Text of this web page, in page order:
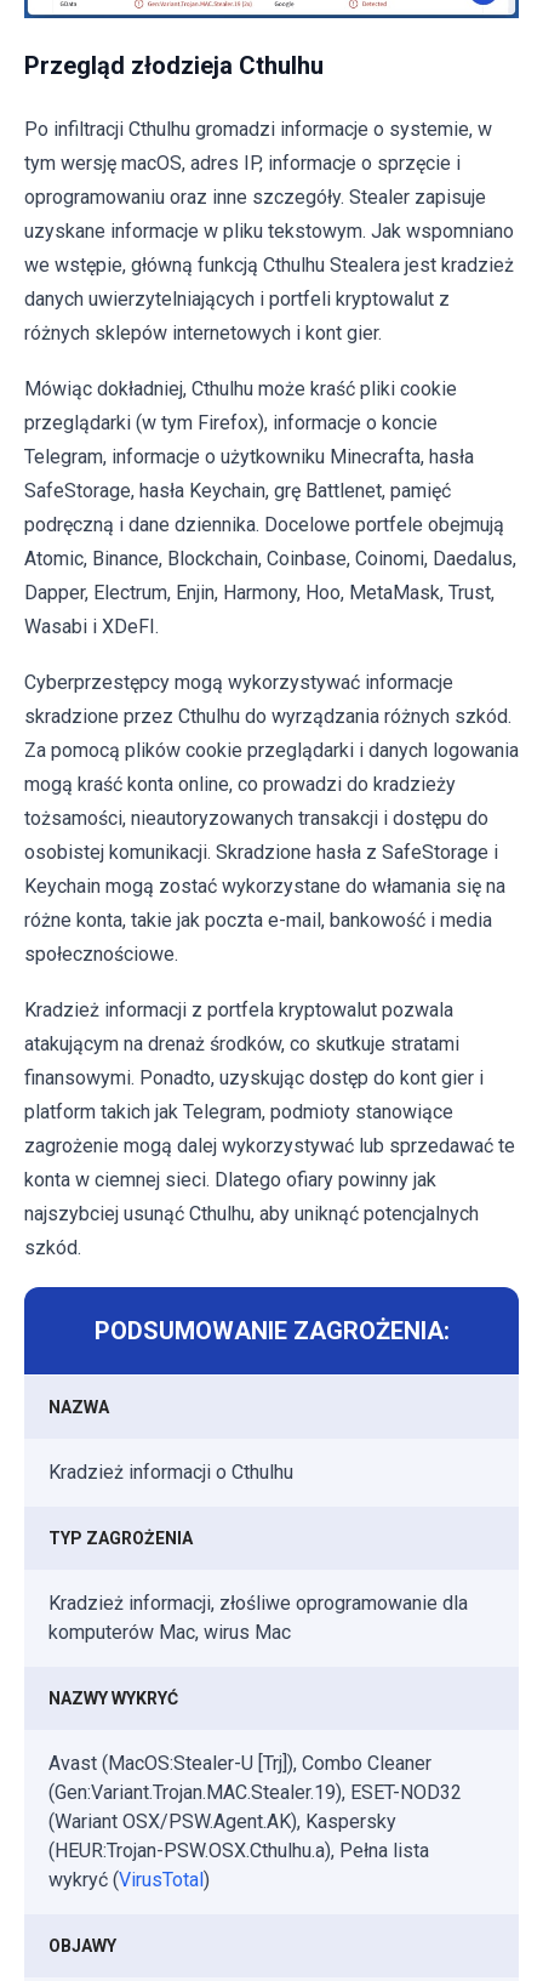
Przegląd złodzieja Cthulhu
Po infiltracji Cthulhu gromadzi informacje o systemie, w
tym wersję macOS, adres IP, informacje o sprzęcie i
oprogramowaniu oraz inne szczegóły. Stealer zapisuje
uzyskane informacje w pliku tekstowym. Jak wspomniano
we wstępie, główną funkcją Cthulhu Stealera jest kradzież
danych uwierzytelniających i portfeli kryptowalut z
różnych sklepów internetowych i kont gier.
Mówiąc dokładniej, Cthulhu może kraść pliki cookie
przeglądarki (w tym Firefox), informacje o koncie
Telegram, informacje o użytkowniku Minecrafta, hasła
SafeStorage, hasła Keychain, grę Battlenet, pamięć
podręczną i dane dziennika. Docelowe portfele obejmują
Atomic, Binance, Blockchain, Coinbase, Coinomi, Daedalus,
Dapper, Electrum, Enjin, Harmony, Hoo, MetaMask, Trust,
Wasabi i XDeFI.
Cyberprzestępcy mogą wykorzystywać informacje
skradzione przez Cthulhu do wyrządzania różnych szkód.
Za pomocą plików cookie przeglądarki i danych logowania
mogą kraść konta online, co prowadzi do kradzieży
tożsamości, nieautoryzowanych transakcji i dostępu do
osobistej komunikacji. Skradzione hasła z SafeStorage i
Keychain mogą zostać wykorzystane do włamania się na
różne konta, takie jak poczta e-mail, bankowość i media
społecznościowe.
Kradzież informacji z portfela kryptowalut pozwala
atakującym na drenaż środków, co skutkuje stratami
finansowymi. Ponadto, uzyskując dostęp do kont gier i
platform takich jak Telegram, podmioty stanowiące
zagrożenie mogą dalej wykorzystywać lub sprzedawać te
konta w ciemnej sieci. Dlatego ofiary powinny jak
najszybciej usunąć Cthulhu, aby uniknąć potencjalnych
szkód.
PODSUMOWANIE ZAGROŻENIA:
NAZWA
Kradzież informacji o Cthulhu
TYP ZAGROŻENIA
Kradzież informacji, złośliwe oprogramowanie dla
komputerów Mac, wirus Mac
NAZWY WYKRYĆ
Avast (MacOS:Stealer-U [Trj]), Combo Cleaner
(Gen:Variant.Trojan.MAC.Stealer.19), ESET-NOD32
(Wariant OSX/PSW.Agent.AK), Kaspersky
(HEUR:Trojan-PSW.OSX.Cthulhu.a), Pełna lista
wykryć (VirusTotal)
OBJAWY